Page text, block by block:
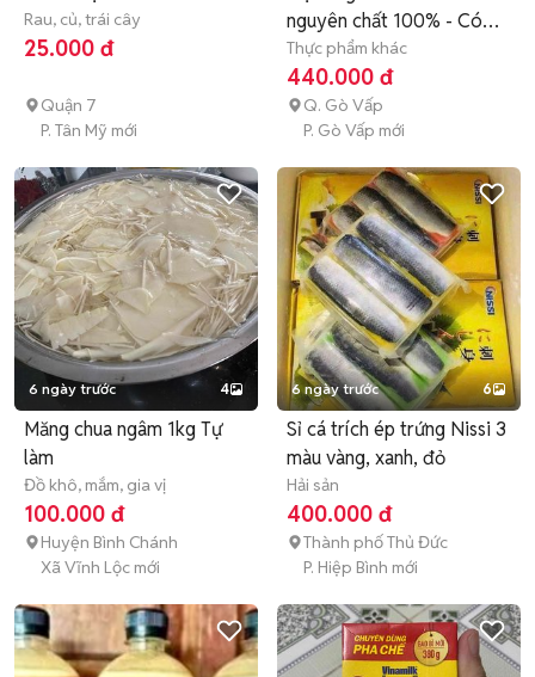
Rau, củ, trái cây
25.000 đ
Quận 7
P. Tân Mỹ mới
nguyên chất 100% - Có
Bảo Hành
Thực phẩm khác
440.000 đ
Q. Gò Vấp
P. Gò Vấp mới
6 ngày trước 4
Măng chua ngâm 1kg Tự
làm
Đồ khô, mắm, gia vị
100.000 đ
Huyện Bình Chánh
Xã Vĩnh Lộc mới
6 ngày trước 6
Sỉ cá trích ép trứng Nissi 3
màu vàng, xanh, đỏ
Hải sản
400.000 đ
Thành phố Thủ Đức
P. Hiệp Bình mới